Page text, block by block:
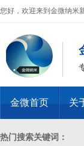
您好，欢迎来到金微纳米
金微首页 关
热门搜索关键词：
金微纳米新材料 杭州）
业执照